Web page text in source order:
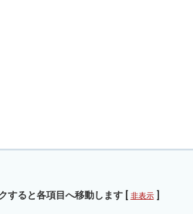
すると各項目へ移動します [ 非表示 ]